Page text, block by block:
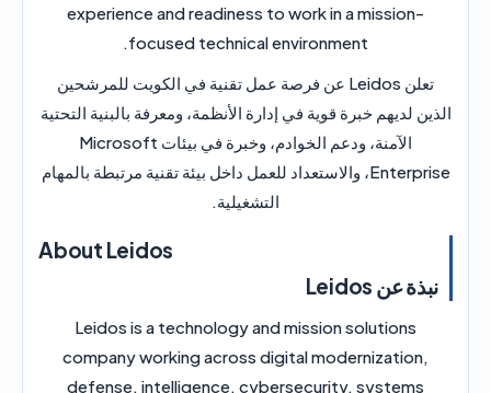
experience and readiness to work in a mission-
focused technical environment.
تعلن Leidos عن فرصة عمل تقنية في الكويت للمرشحين
الذين لديهم خبرة قوية في إدارة الأنظمة، ومعرفة بالبنية التحتية
الآمنة، ودعم الخوادم، وخبرة في بيئات Microsoft
Enterprise، والاستعداد للعمل داخل بيئة تقنية مرتبطة بالمهام
التشغيلية.
About Leidos
نبذة عن Leidos
Leidos is a technology and mission solutions
company working across digital modernization,
defense, intelligence, cybersecurity, systems